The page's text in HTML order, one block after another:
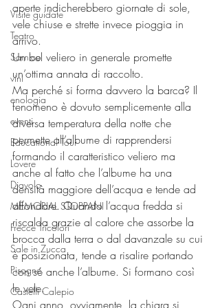
Visite guidate
Teatro
Sarnico
vini
enologia
eventi
Educational Tour
Lovere
Diavolo
MEMORIAL STOPPANI
Frecce Tricolori
Sale in Zucca
Pisogne
Castelli Calepio
aperte indicherebbero giornate di sole,
vele chiuse e strette invece pioggia in
arrivo.
Un bel veliero in generale promette
un’ottima annata di raccolto.
Ma perché si forma davvero la barca? Il
fenomeno è dovuto semplicemente alla
diversa temperatura della notte che
permette all’albume di rapprendersi
formando il caratteristico veliero ma
anche al fatto che l’albume ha una
densità maggiore dell’acqua e tende ad
affondare. Quando l’acqua fredda si
riscalda grazie al calore che assorbe la
brocca dalla terra o dal davanzale su cui
è posizionata, tende a risalire portando
con sé anche l’albume. Si formano così
le vele.
Ogni anno, ovviamente, la chiara si